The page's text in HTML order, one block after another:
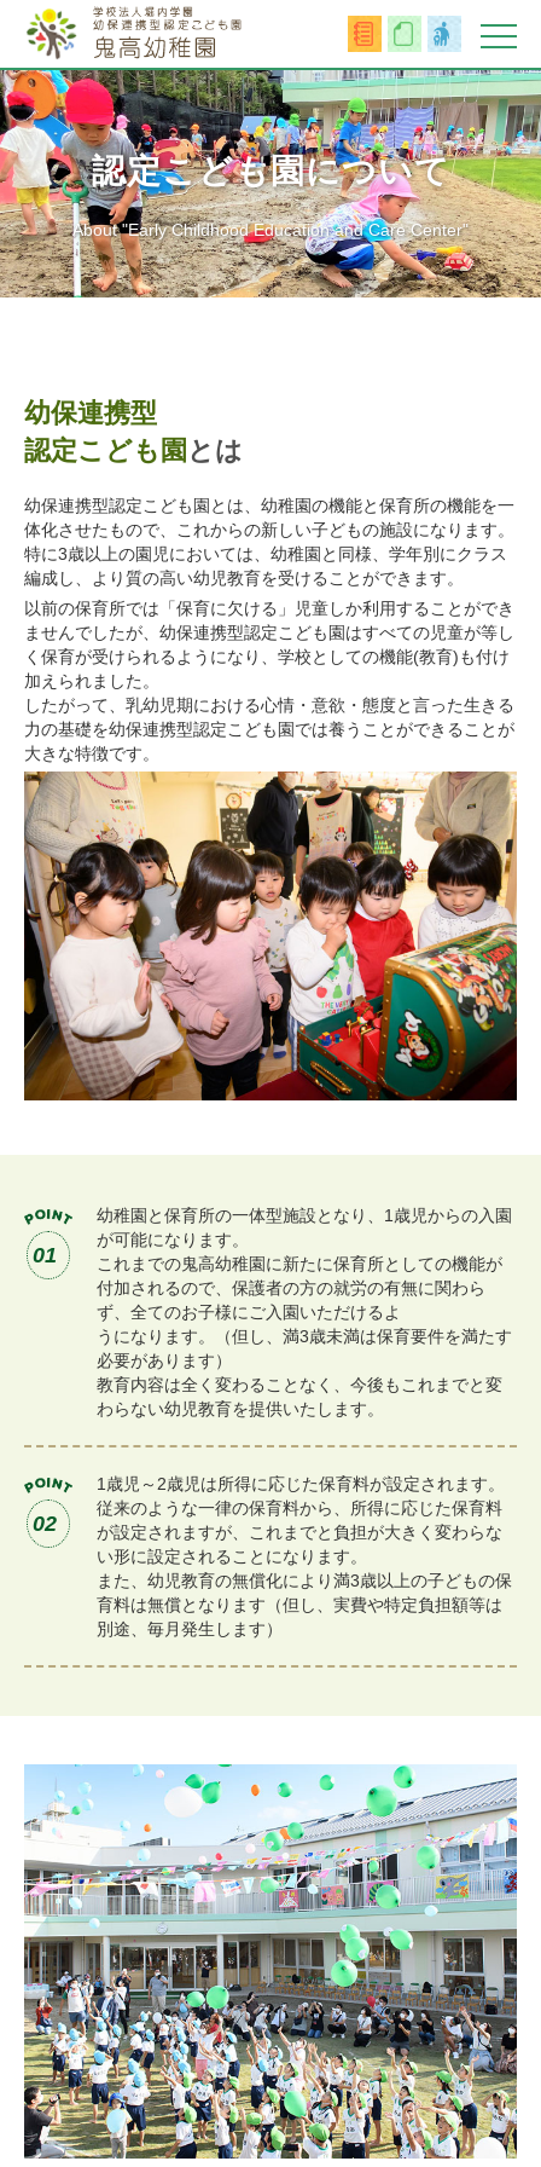
認定こども園について
About "Early Childhood Education and Care Center"
幼保連携型
認定こども園 とは
幼保連携型認定こども園とは、幼稚園の機能と保育所の機能を一
体化させたもので、これからの新しい子どもの施設になります。
特に3歳以上の園児においては、幼稚園と同様、学年別にクラス
編成し、より質の高い幼児教育を受けることができます。
以前の保育所では「保育に欠ける」児童しか利用することができ
ませんでしたが、幼保連携型認定こども園はすべての児童が等し
く保育が受けられるようになり、学校としての機能(教育)も付け
加えられました。
したがって、乳幼児期における心情・意欲・態度と言った生きる
力の基礎を幼保連携型認定こども園では養うことができることが
大きな特徴です。
01
幼稚園と保育所の一体型施設となり、1歳児からの入園
が可能になります。
これまでの鬼高幼稚園に新たに保育所としての機能が
付加されるので、保護者の方の就労の有無に関わら
ず、全てのお子様にご入園いただけるよ
うになります。（但し、満3歳未満は保育要件を満たす
必要があります）
教育内容は全く変わることなく、今後もこれまでと変
わらない幼児教育を提供いたします。
02
1歳児～2歳児は所得に応じた保育料が設定されます。
従来のような一律の保育料から、所得に応じた保育料
が設定されますが、これまでと負担が大きく変わらな
い形に設定されることになります。
また、幼児教育の無償化により満3歳以上の子どもの保
育料は無償となります（但し、実費や特定負担額等は
別途、毎月発生します）